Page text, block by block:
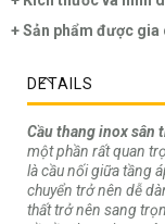
+ Sản phẩm được
DETAILS
Cầu thang inox sân
một phần rất quan
là cầu nối giữa tầng
chuyển trở nên dễ
thất trở nên sang